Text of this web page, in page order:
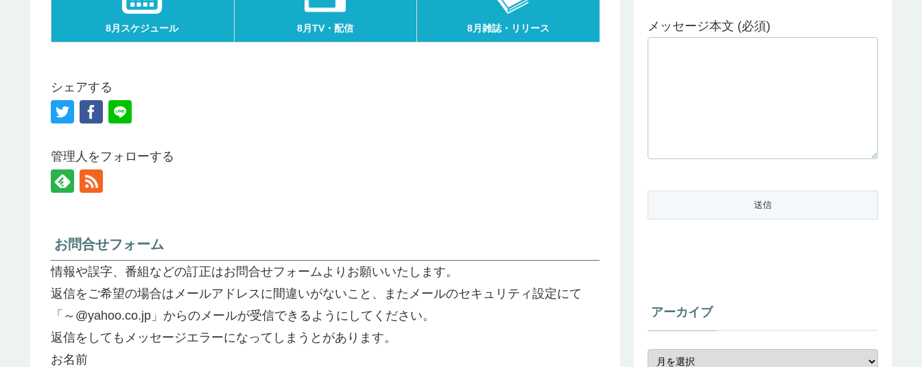
8月スケジュール 8月TV・配信 8月雑誌・リリース
シェアする
管理人をフォローする
お問合せフォーム
情報や誤字、番組などの訂正はお問合せフォームよりお願いいたします。
返信をご希望の場合はメールアドレスに間違いがないこと、またメールのセキュリティ設定にて
「～@yahoo.co.jp」からのメールが受信できるようにしてください。
返信をしてもメッセージエラーになってしまうとがあります。
お名前
メッセージ本文 (必須)
アーカイブ